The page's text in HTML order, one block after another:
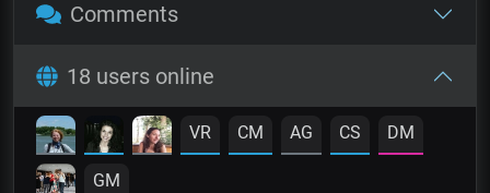
Comments
18 users online
VR CM AG CS DM
GM